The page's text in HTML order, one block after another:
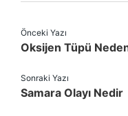
Önceki Yazı
Oksijen Tüpü Neden
Sonraki Yazı
Samara Olayı Nedir